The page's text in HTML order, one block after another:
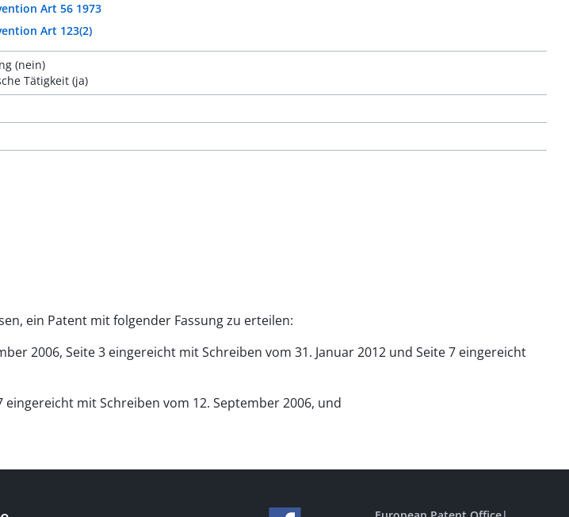
Art 56 1973
Art 123(2)
(nein)
Tätigkeit (ja)
ein Patent mit folgender Fassung zu erteilen:
2006, Seite 3 eingereicht mit Schreiben vom 31. Januar 2012 und Seite 7 eingereicht
mit Schreiben vom 12. September 2006, und